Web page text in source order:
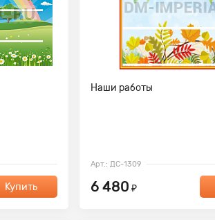
Купить
Наши работы
Арт.: ДС-1309
6 480 ₽